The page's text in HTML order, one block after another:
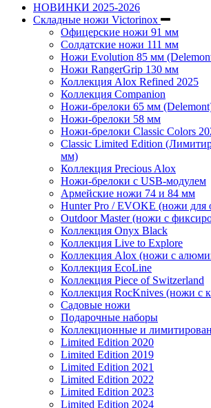
НОВИНКИ 2025-2026
Складные ножи Victorinox
Офицерские ножи 91 мм
Солдатские ножи 111 мм
Ножи Evolution 85 мм
Ножи RangerGrip 130 мм
Коллекция Alox Refined 2025
Коллекция Companion
Ножи-брелоки 65 мм
Ножи-брелоки 58 мм
Ножи-брелоки Classic Colors
Classic Limited Edition
мм)
Коллекция Precious Alox
Ножи-брелоки с USB-модулем
Армейские ножи 74 и 84 мм
Hunter Pro / EVOKE (ножи для
Outdoor Master (ножи с
Коллекция Onyx Black
Коллекция Live to Explore
Коллекция Alox (ножи с
Коллекция EcoLine
Коллекция Piece of Switzerland
Коллекция RocKnives (ножи с
Садовые ножи
Подарочные наборы
Коллекционные и
Limited Edition 2020
Limited Edition 2019
Limited Edition 2021
Limited Edition 2022
Limited Edition 2023
Limited Edition 2024